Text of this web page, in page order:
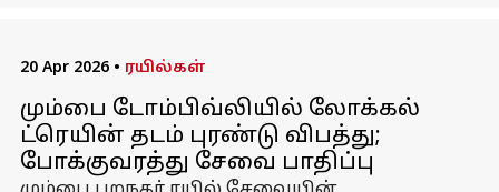
20 Apr 2026 • ரயில்கள்
மும்பை டோம்பிவ்லியில் லோக்கல்
ட்ரெயின் தடம் புரண்டு விபத்து;
போக்குவரத்து சேவை பாதிப்பு